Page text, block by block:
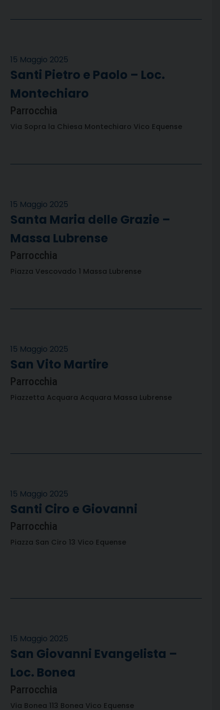
15 Maggio 2025
Santi Pietro e Paolo – Loc.
Montechiaro
Parrocchia
Via Sopra la Chiesa Montechiaro Vico Equense
15 Maggio 2025
Santa Maria delle Grazie –
Massa Lubrense
Parrocchia
Piazza Vescovado 1 Massa Lubrense
15 Maggio 2025
San Vito Martire
Parrocchia
Piazzetta Acquara Acquara Massa Lubrense
15 Maggio 2025
Santi Ciro e Giovanni
Parrocchia
Piazza San Ciro 13 Vico Equense
15 Maggio 2025
San Giovanni Evangelista –
Loc. Bonea
Parrocchia
Via Bonea 113 Bonea Vico Equense